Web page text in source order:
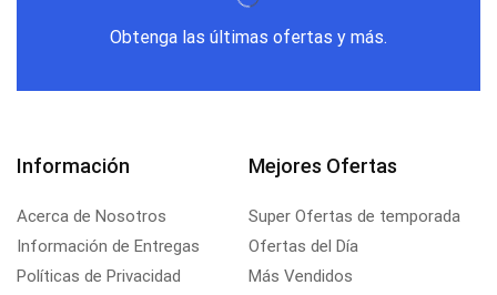
Obtenga las últimas ofertas y más.
Información
Acerca de Nosotros
Información de Entregas
Políticas de Privacidad
Mejores Ofertas
Super Ofertas de temporada
Ofertas del Día
Más Vendidos